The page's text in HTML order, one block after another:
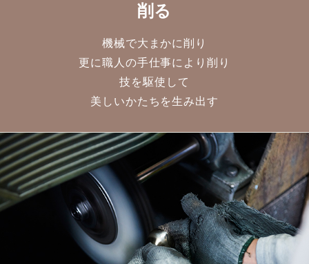
削る
機械で大まかに削り
更に職人の手仕事により削り
技を駆使して
美しいかたちを生み出す